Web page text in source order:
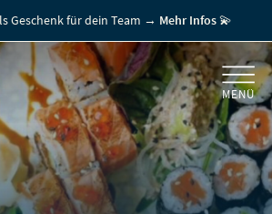
+
+
Geschenk für dein Team → Mehr Infos💫
MENÜ